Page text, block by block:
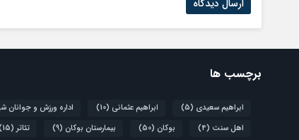
برچسب ها
ابراهیم سعیدی (5) ابراهیم عثمانی (10) اداره ورزش و جوانان
اهل سنت (4) بوکان (50) بیمارستان بوکان (9) تئاتر (15)